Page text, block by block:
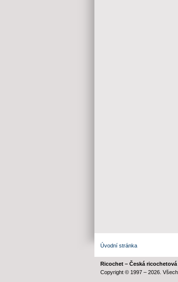
Úvodní stránka
Ricochet – Česká
Copyright © 1997 – 2026.